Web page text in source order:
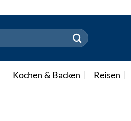
Kochen & Backen Reisen